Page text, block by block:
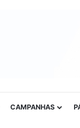
CAMPANHAS